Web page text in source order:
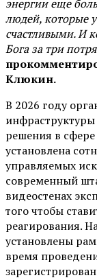
энергии еще
людей, которые
счастливыми. И
Бога за три
Клюкин.
В 2026 году
решения в
установлена
управляемых
современный
видеостенах
того чтобы
реагирования.
установлены
время